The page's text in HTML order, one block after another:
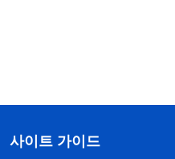
사이트 가이드